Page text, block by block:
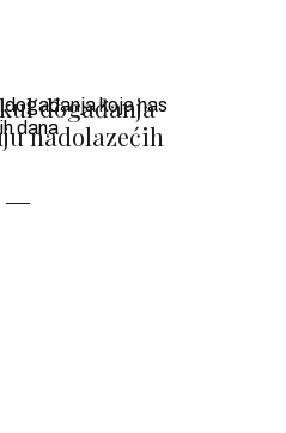
događanja
nadolazećih